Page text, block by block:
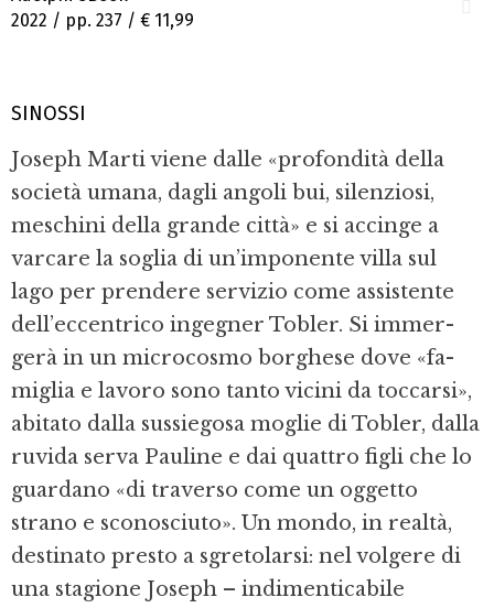
2022 / pp. 237 / € 11,99
SINOSSI
Joseph Marti viene dalle «profondità della
società umana, dagli angoli bui, silenziosi,
meschini della grande città» e si accinge a
varcare la soglia di un’imponente villa sul
lago per prendere servizio come assistente
dell’eccentrico ingegner Tobler. Si immer­
gerà in un microcosmo borghese dove «fa­
miglia e lavoro sono tanto vicini da toccar­si»,
abitato dalla sussiegosa moglie di To­bler, dalla
ruvida serva Pauline e dai quat­tro figli che lo
guardano «di traverso come un oggetto
strano e sconosciuto». Un mon­do, in realtà,
destinato presto a sgretolarsi: nel volgere di
una stagione Joseph – indimenticabile